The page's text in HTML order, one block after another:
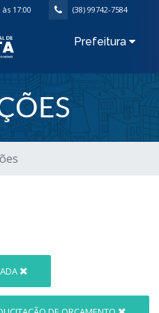
17:00 (38) 99742-7584
Prefeitura